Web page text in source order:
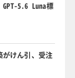
GPT-5.6 Luna標
けん引、受注